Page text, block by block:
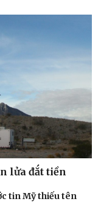
lửa đắt tiền
tin Mỹ thiếu tên